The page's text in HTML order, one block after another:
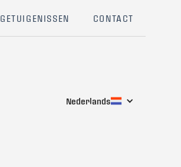
GETUIGENISSEN CONTACT
Nederlands